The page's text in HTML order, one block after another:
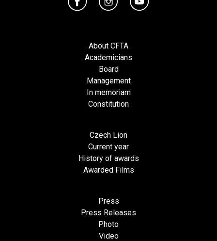
About CFTA
Academicians
Board
Management
In memoriam
Constitution
Czech Lion
Current year
History of awards
Awarded Films
Press
Press Releases
Photo
Video